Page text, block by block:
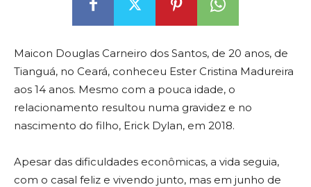
Maicon Douglas Carneiro dos Santos, de 20 anos, de
Tianguá, no Ceará, conheceu Ester Cristina Madureira
aos 14 anos. Mesmo com a pouca idade, o
relacionamento resultou numa gravidez e no
nascimento do filho, Erick Dylan, em 2018.
Apesar das dificuldades econômicas, a vida seguia,
com o casal feliz e vivendo junto, mas em junho de